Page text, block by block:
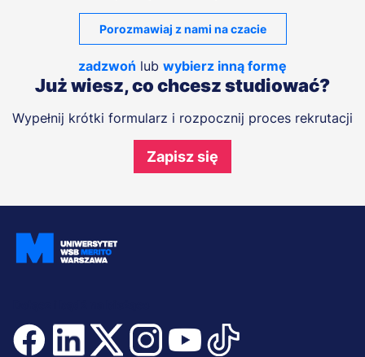
Porozmawiaj z nami na czacie
zadzwoń lub wybierz inną formę
Już wiesz, co chcesz studiować?
Wypełnij krótki formularz i rozpocznij proces rekrutacji
Zapisz się